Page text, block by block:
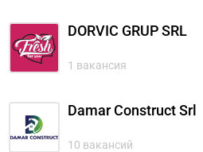
DORVIC GRUP SRL
1 вакансия
Damar Construct Srl
10 вакансий